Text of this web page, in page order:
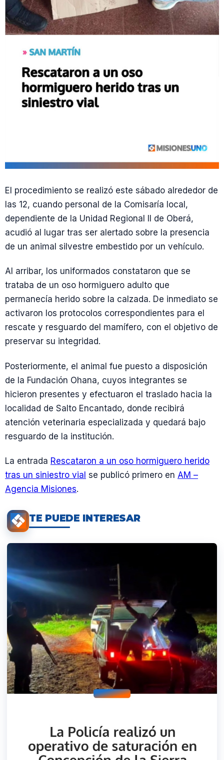
El procedimiento se realizó este sábado alrededor de
las 12, cuando personal de la Comisaría local,
dependiente de la Unidad Regional II de Oberá,
acudió al lugar tras ser alertado sobre la presencia
de un animal silvestre embestido por un vehículo.
Al arribar, los uniformados constataron que se
trataba de un oso hormiguero adulto que
permanecía herido sobre la calzada. De inmediato se
activaron los protocolos correspondientes para el
rescate y resguardo del mamífero, con el objetivo de
preservar su integridad.
Posteriormente, el animal fue puesto a disposición
de la Fundación Ohana, cuyos integrantes se
hicieron presentes y efectuaron el traslado hacia la
localidad de Salto Encantado, donde recibirá
atención veterinaria especializada y quedará bajo
resguardo de la institución.
La entrada Rescataron a un oso hormiguero herido
tras un siniestro vial se publicó primero en AM –
Agencia Misiones.
TE PUEDE INTERESAR